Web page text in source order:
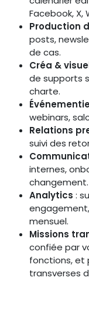
Facebook, X,
Production
posts,
de cas.
Créa &
de supports
charte.
webinars,
Relations
suivi des
internes,
changement.
Analytics :
mensuel.
Missions
confiée par
fonctions, et
transverses